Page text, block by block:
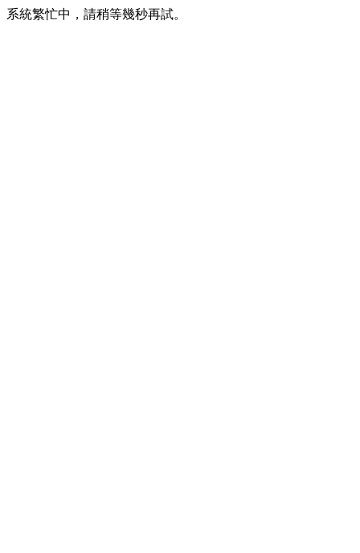
系統繁忙中，請稍等幾秒再試。